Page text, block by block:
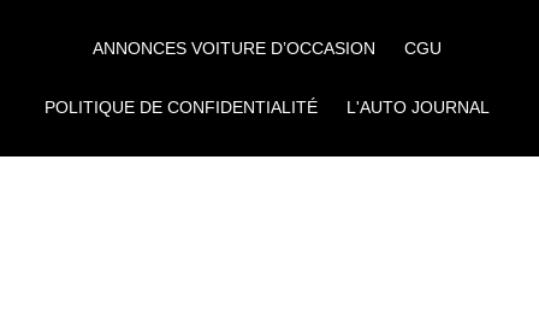
ANNONCES VOITURE D’OCCASION CGU
POLITIQUE DE CONFIDENTIALITÉ L'AUTO JOURNAL